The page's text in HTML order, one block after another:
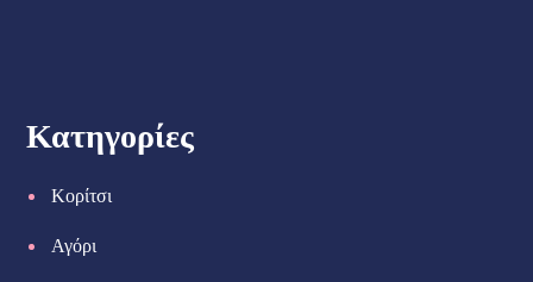
Κατηγορίες
Κορίτσι
Αγόρι